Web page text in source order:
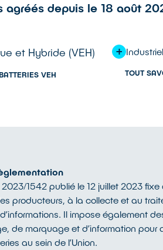
agréés depuis le 18 août
et Hybride (VEH)
VEH TOUT
1542 publié le 12 juillet 2023
producteurs, à la collecte et au
Il impose également
de marquage et d’information pour
au sein de l’Union.